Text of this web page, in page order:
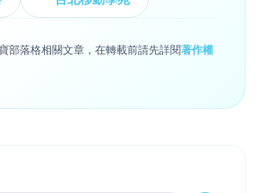
部落格相關文章，在轉載前請先詳閱著作權